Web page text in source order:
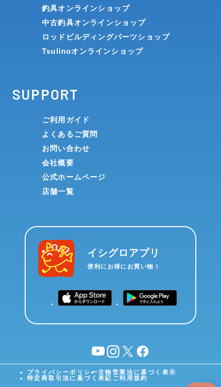
釣具オンラインショップ
中古釣具オンラインショップ
ロッドビルディングパーツショップ
Tsulinoオンラインショップ
SUPPORT
ご利用ガイド
よくあるご質問
お問い合わせ
会社概要
公式ホームページ
店舗一覧
イシグロアプリ
便利にお得にお買い物！
YouTubeinstagram
X facebook
プライバシーポリシー古物営業法に基づく表示
特定商取引法に基づく表記 ご利用規約